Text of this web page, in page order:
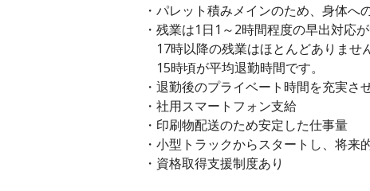
・パレット積みメインのため、身体へ
・残業は1日1～2時間程度の早出対応が
17時以降の残業はほとんどありませ
15時頃が平均退勤時間です。
・退勤後のプライベート時間を充実さ
・社用スマートフォン支給
・印刷物配送のため安定した仕事量
・小型トラックからスタートし、将
・資格取得支援制度あり